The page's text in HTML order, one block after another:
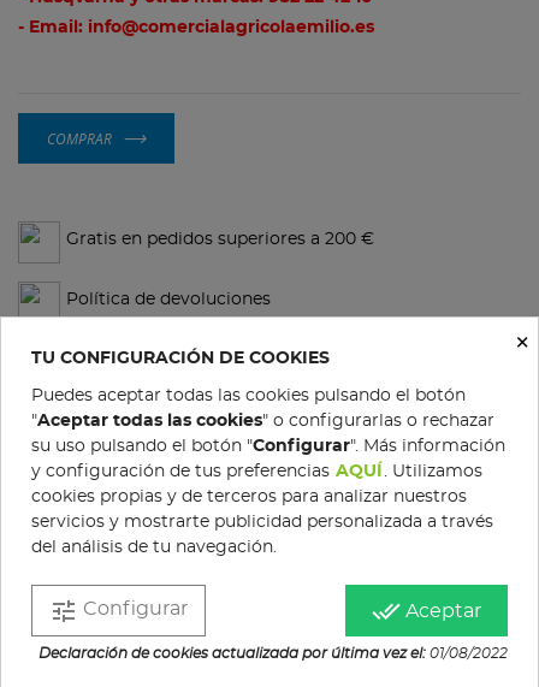
- Email: info@comercialagricolaemilio.es
COMPRAR
Gratis en pedidos superiores a 200 €
Política de devoluciones
Condiciones de compra
DESCRIPCIÓN
DETALLES DEL PRODUCTO
Potencia (W): 1.100
Caudal máx. de aire (m3/h): 670
Velocidad del aire (m/s): 66
×
TU CONFIGURACIÓN DE COOKIES
Puedes aceptar todas las cookies pulsando el botón
"Aceptar todas las cookies" o configurarlas o rechazar
su uso pulsando el botón "Configurar". Más información
y configuración de tus preferencias AQUÍ
. Utilizamos
cookies propias y de terceros para analizar nuestros
servicios y mostrarte publicidad personalizada a través
del análisis de tu navegación.
done_all Aceptar
tune Configurar
Declaración de cookies actualizada por última vez el: 01/08/2022